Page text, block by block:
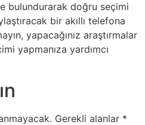
bulundurarak doğru seçimi
bir akıllı telefona
yapacağınız araştırmalar
yapmanıza yardımcı
Gerekli alanlar *